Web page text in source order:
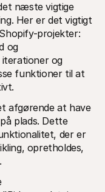
næste vigtige
Her er det vigtigt
projekter:
og
iterationer og
funktioner til at
afgørende at have
plads. Dette
der er
opretholdes,